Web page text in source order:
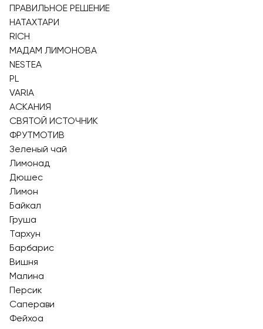
ПРАВИЛЬНОЕ РЕШЕНИЕ
НАТАХТАРИ
RICH
МАДАМ ЛИМОНОВА
NESTEA
PL
VARIA
АСКАНИЯ
СВЯТОЙ ИСТОЧНИК
ФРУТМОТИВ
Зеленый чай
Лимонад
Дюшес
Лимон
Байкал
Груша
Тархун
Барбарис
Вишня
Малина
Персик
Саперави
Фейхоа